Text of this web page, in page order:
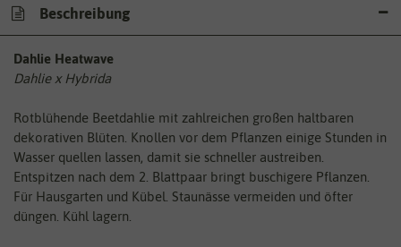
Beschreibung
Dahlie Heatwave
Dahlie x Hybrida
Rotblühende Beetdahlie mit zahlreichen großen haltbaren
dekorativen Blüten. Knollen vor dem Pflanzen einige Stunden in
Wasser quellen lassen, damit sie schneller austreiben.
Entspitzen nach dem 2. Blattpaar bringt buschigere Pflanzen.
Für Hausgarten und Kübel. Staunässe vermeiden und öfter
düngen. Kühl lagern.